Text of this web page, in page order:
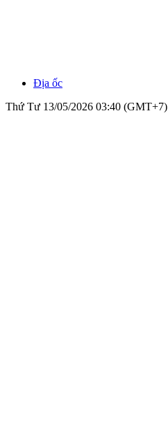
Địa ốc
Thứ Tư 13/05/2026 03:40 (GMT+7)